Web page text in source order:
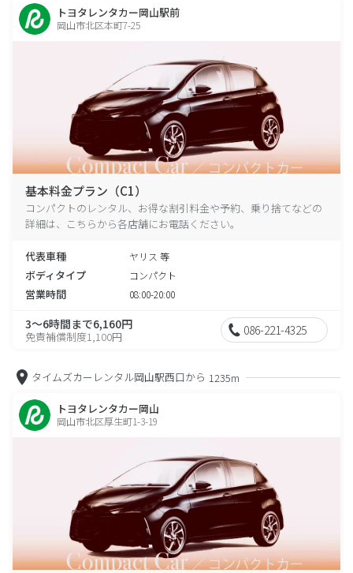
トヨタレンタカー岡山駅前
岡山市北区本町7-25
基本料金プラン（C1）
コンパクトのレンタル、お得な割引料金や予約、乗り捨てなどの
詳細は、こちらから各店舗にお電話ください。
代表車種 ヤリス 等
ボディタイプ コンパクト
営業時間 08:00-20:00
3～6時間まで6,160円
免責補償制度1,100円 086-221-4325
タイムズカーレンタル岡山駅西口から 1235m
トヨタレンタカー岡山
岡山市北区厚生町1-3-19